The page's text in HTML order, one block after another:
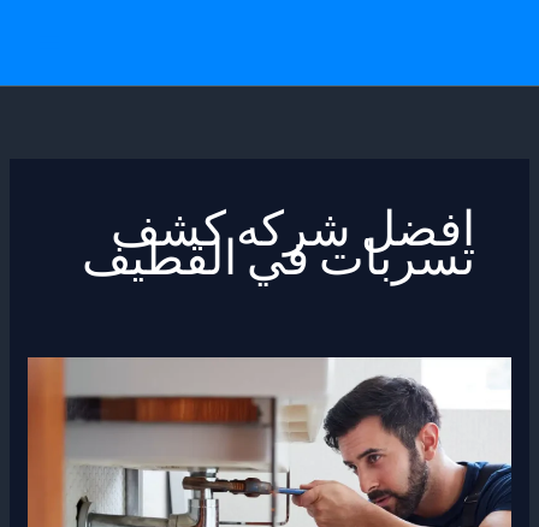
افضل شركه كشف
تسربات في القطيف
كشف
تسربات
المياه